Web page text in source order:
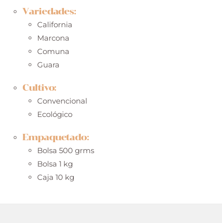
Variedades:
California
Marcona
Comuna
Guara
Cultivo:
Convencional
Ecológico
Empaquetado:
Bolsa 500 grms
Bolsa 1 kg
Caja 10 kg